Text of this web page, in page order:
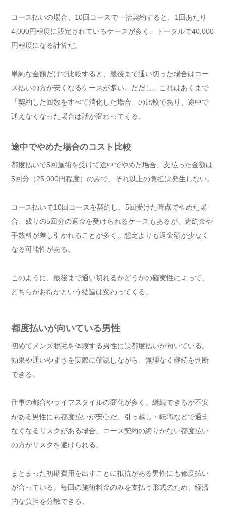
コース払いの場合、10回コースで一括契約すると、1回あたり
4,000円程度に設定されているケースが多く、トータルで40,000
円程度になる計算だ。
単純な金額だけで比較すると、最後まで通い切った場合はコー
ス払いの方が安くなるケースが多い。ただし、これはあくまで
「契約した回数をすべて消化した場合」の比較であり、途中で
通えなくなった場合は話が変わってくる。
途中でやめた場合のコスト比較
都度払いで5回施術を受けて途中でやめた場合、支払った金額は
5回分（25,000円程度）のみで、それ以上の負担は発生しない。
コース払いで10回コースを契約し、5回受けた時点でやめた場
合、残りの5回分の返金を受けられるケースもあるが、違約金や
手数料が差し引かれることが多く、想定よりも返金額が少なく
なる可能性がある。
このように、最後まで通い切れるかどうかの確実性によって、
どちらがお得かという結論は変わってくる。
都度払いが向いている男性
初めてメンズ脱毛を体験する男性には都度払いが向いている。
効果や通いやすさを実際に確認しながら、無理なく継続を判断
できる。
仕事の都合やライフスタイルの変化が多く、継続できるか不安
がある男性にも都度払いが安心だ。引っ越し・転職などで通え
なくなるリスクがある場合、コース契約の縛りがない都度払い
の方がリスクを避けられる。
まとまった初期費用を出すことに抵抗がある男性にも都度払い
が合っている。毎回の施術料金のみを支払う形式のため、経済
的な負担を分散できる。